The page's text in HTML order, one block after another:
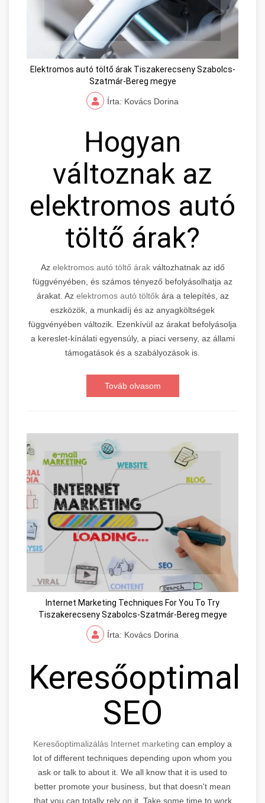
Elektromos autó töltő árak Tiszakerecseny Szabolcs-
Szatmár-Bereg megye
Írta: Kovács Dorina
Hogyan
változnak az
elektromos autó
töltő árak?
Az elektromos autó töltő árakváltozhatnak az idő
függvényében, és számos tényező befolyásolhatja az
árakat. Az elektromos autó töltőkára a telepítés, az
eszközök, a munkadíj és az anyagköltségek
függvényében változik. Ezenkívül az árakat befolyásolja
a kereslet-kínálati egyensúly, a piaci verseny, az állami
támogatások és a szabályozások is.
Továb olvasom
Internet Marketing Techniques For You To Try
Tiszakerecseny Szabolcs-Szatmár-Bereg megye
Írta: Kovács Dorina
SEO
Keresőoptimalizálás Internet marketing can employ a
lot of different techniques depending upon whom you
ask or talk to about it. We all know that it is used to
better promote your business, but that doesn't mean
that you can totally rely on it. Take some time to work